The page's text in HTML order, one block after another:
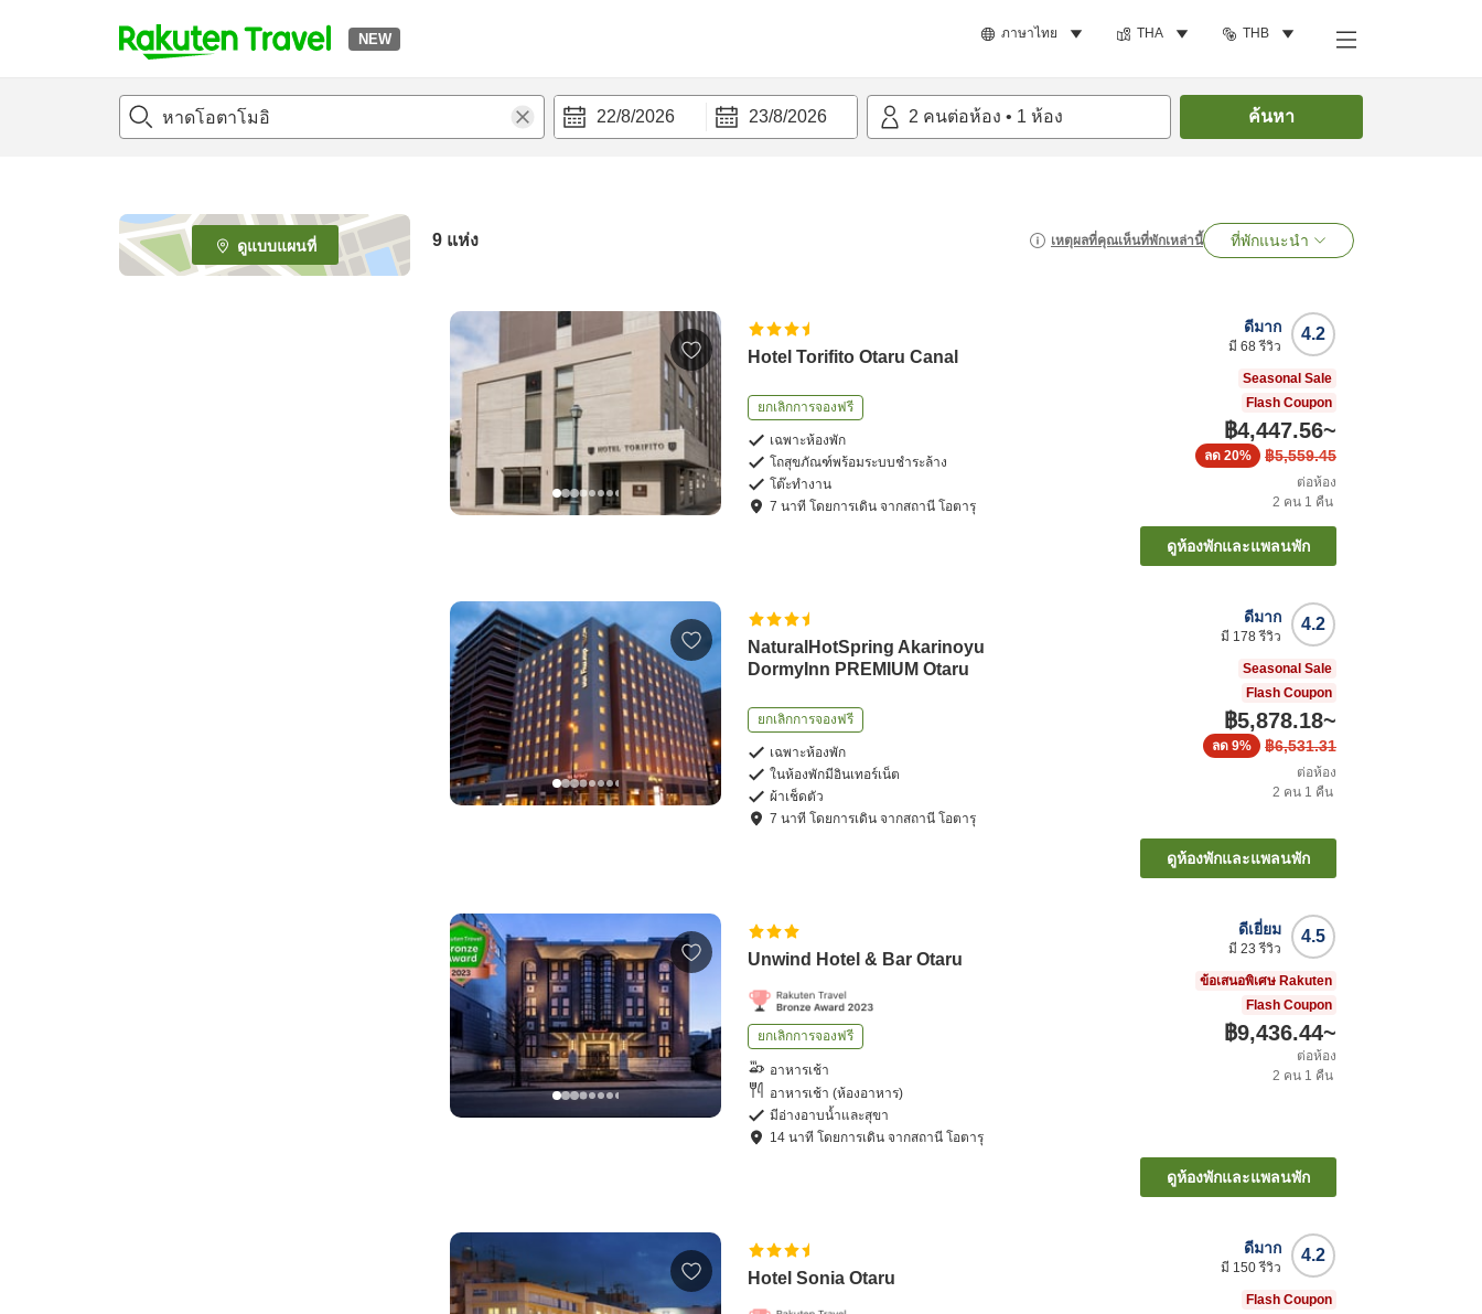
NEW ภาษาไทย THA THB
t
p
e
_
s
22/8/2026 23/8/2026 2 คนต่อห้อง • 1 ห้อง ค้นหา
ดูแบบแผนที่ 9 แห่ง เหตุผลที่คุณเห็นที่พักเหล่านี้ ที่พักแนะนำ
Hotel Torifito Otaru Canal
ยกเลิกการจองฟรี
เฉพาะห้องพัก
โถสุขภัณฑ์พร้อมระบบชำระล้าง
โต๊ะทำงาน
7 นาที โดยการเดิน จากสถานี โอตารุ
4.2
ดีมาก
มี 68รีวิว
Seasonal Sale
Flash Coupon
฿4,447.56~
฿5,559.45
ลด 20%
ต่อห้อง
2 คน 1 คืน
ดูห้องพักและแพลนพัก
NaturalHotSpring Akarinoyu
DormyInn PREMIUM Otaru
ยกเลิกการจองฟรี
เฉพาะห้องพัก
ในห้องพักมีอินเทอร์เน็ต
ผ้าเช็ดตัว
7 นาที โดยการเดิน จากสถานี โอตารุ
4.2
ดีมาก
มี 178รีวิว
Seasonal Sale
Flash Coupon
฿5,878.18~
฿6,531.31
ลด 9%
ต่อห้อง
2 คน 1 คืน
ดูห้องพักและแพลนพัก
Unwind Hotel & Bar Otaru
ยกเลิกการจองฟรี
อาหารเช้า
อาหารเช้า (ห้องอาหาร)
มีอ่างอาบน้ำและสุขา
14 นาที โดยการเดิน จากสถานี โอตารุ
4.5
ดีเยี่ยม
มี 23 รีวิว
ข้อเสนอพิเศษ Rakuten
Flash Coupon
฿9,436.44~
ต่อห้อง
2 คน 1 คืน
ดูห้องพักและแพลนพัก
Hotel Sonia Otaru
4.2
ดีมาก
มี 150รีวิว
Flash Coupon